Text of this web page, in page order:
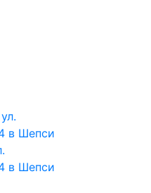
в Шепси